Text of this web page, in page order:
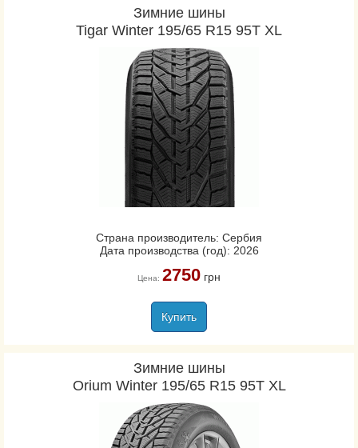
Зимние шины
Tigar Winter 195/65 R15 95T XL
Страна производитель: Сербия
Дата производства (год): 2026
Цена: 2750грн
Купить
Зимние шины
Orium Winter 195/65 R15 95T XL